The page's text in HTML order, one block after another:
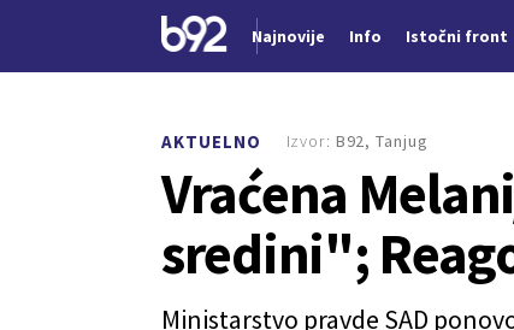
Najnovije Info Istočni front
AKTUELNO
Vraćena
sredini";
Ministarstvo pravde SAD
Izvor: B92, Tanjug